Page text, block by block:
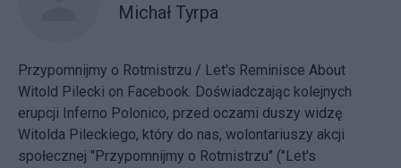
Michał Tyrpa
Przypomnijmy o Rotmistrzu / Let's Reminisce About
Witold Pilecki on Facebook. Doświadczając kolejnych
erupcji Inferno Polonico, przed oczami duszy widzę
Witolda Pileckiego, który do nas, wolontariuszy akcji
społecznej "Przypomnijmy o Rotmistrzu" ("Let's